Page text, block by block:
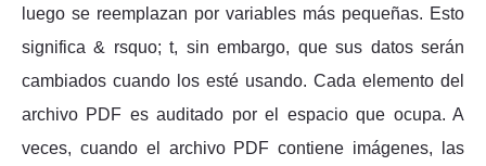
luego se reemplazan por variables más pequeñas. Esto
significa & rsquo; t, sin embargo, que sus datos serán
cambiados cuando los esté usando. Cada elemento del
archivo PDF es auditado por el espacio que ocupa. A
veces, cuando el archivo PDF contiene imágenes, las